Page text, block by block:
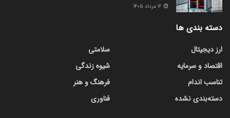
دسته بندی ها
ارز دیجیتال
اقتصاد و سرمایه
تناسب اندام
دسته‌بندی نشده
سلامتی
شیوه زندگی
فرهنگ و هنر
فناوری